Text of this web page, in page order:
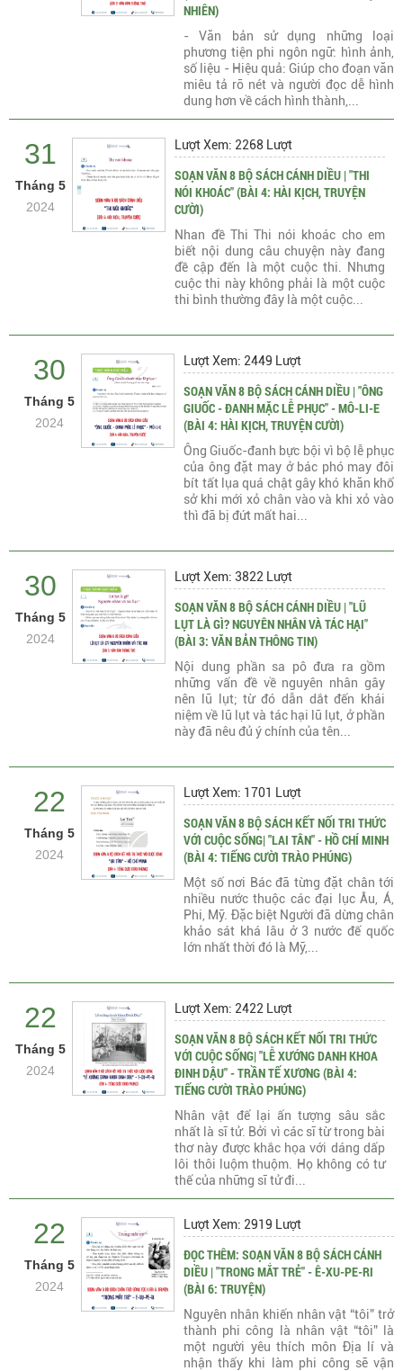
NHIÊN)
- Văn bản sử dụng những loại
phương tiện phi ngôn ngữ: hình ảnh,
số liệu - Hiệu quả: Giúp cho đoạn văn
miêu tả rõ nét và người đọc dễ hình
dung hơn về cách hình thành,...
31
Tháng 5
2024
Lượt Xem: 2268 Lượt
SOẠN VĂN 8 BỘ SÁCH CÁNH DIỀU | "THI
NÓI KHOÁC" (BÀI 4: HÀI KỊCH, TRUYỆN
CƯỜI)
Nhan đề Thi Thi nói khoác cho em
biết nội dung câu chuyện này đang
đề cập đến là một cuộc thi. Nhưng
cuộc thi này không phải là một cuộc
thi bình thường đây là một cuộc...
30
Tháng 5
2024
Lượt Xem: 2449 Lượt
SOẠN VĂN 8 BỘ SÁCH CÁNH DIỀU | "ÔNG
GIUỐC - ĐANH MẶC LỄ PHỤC" - MÔ-LI-E
(BÀI 4: HÀI KỊCH, TRUYỆN CƯỜI)
Ông Giuốc-đanh bực bội vì bộ lễ phục
của ông đặt may ở bác phó may đôi
bít tất lụa quá chật gây khó khăn khổ
sở khi mới xỏ chân vào và khi xỏ vào
thì đã bị đứt mất hai...
30
Tháng 5
2024
Lượt Xem: 3822 Lượt
SOẠN VĂN 8 BỘ SÁCH CÁNH DIỀU | "LŨ
LỤT LÀ GÌ? NGUYÊN NHÂN VÀ TÁC HẠI"
(BÀI 3: VĂN BẢN THÔNG TIN)
Nội dung phần sa pô đưa ra gồm
những vấn đề về nguyên nhân gây
nên lũ lụt; từ đó dẫn dắt đến khái
niệm về lũ lụt và tác hại lũ lụt, ở phần
này đã nêu đủ ý chính của tên...
22
Tháng 5
2024
Lượt Xem: 1701 Lượt
SOẠN VĂN 8 BỘ SÁCH KẾT NỐI TRI THỨC
VỚI CUỘC SỐNG| "LAI TÂN" - HỒ CHÍ MINH
(BÀI 4: TIẾNG CƯỜI TRÀO PHÚNG)
Một số nơi Bác đã từng đặt chân tới
nhiều nước thuộc các đại lục Âu, Á,
Phi, Mỹ. Đặc biệt Người đã dừng chân
khảo sát khá lâu ở 3 nước đế quốc
lớn nhất thời đó là Mỹ,...
22
Tháng 5
2024
Lượt Xem: 2422 Lượt
SOẠN VĂN 8 BỘ SÁCH KẾT NỐI TRI THỨC
VỚI CUỘC SỐNG| "LỄ XƯỚNG DANH KHOA
ĐINH DẬU" - TRẦN TẾ XƯƠNG (BÀI 4:
TIẾNG CƯỜI TRÀO PHÚNG)
Nhân vật để lại ấn tượng sâu sắc
nhất là sĩ tử. Bởi vì các sĩ từ trong bài
thơ này được khắc họa với dáng dấp
lôi thôi luộm thuộm. Họ không có tư
thế của những sĩ tử đi...
22
Tháng 5
2024
Lượt Xem: 2919 Lượt
ĐỌC THÊM: SOẠN VĂN 8 BỘ SÁCH CÁNH
DIỀU | "TRONG MẮT TRẺ" - Ê-XU-PE-RI
(BÀI 6: TRUYỆN)
Nguyên nhân khiến nhân vật “tôi” trở
thành phi công là nhân vật “tôi” là
một người yêu thích môn Địa lí và
nhận thấy khi làm phi công sẽ vận